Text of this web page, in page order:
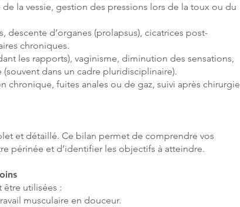
la vessie, gestion des pressions lors de la toux ou du
descente d’organes (prolapsus), cicatrices post-
chroniques.
les rapports), vaginisme, diminution des sensations,
dans un cadre pluridisciplinaire).
chronique, fuites anales ou de gaz, suivi après chirurgie
et détaillé. Ce bilan permet de comprendre vos
périnée et d’identifier les objectifs à atteindre.
être utilisées :
musculaire en douceur.